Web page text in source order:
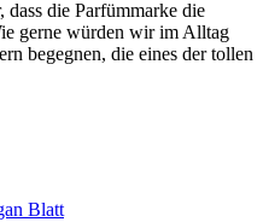
die Parfümmarke die
gerne würden wir im Alltag
begegnen, die eines der tollen
Blatt